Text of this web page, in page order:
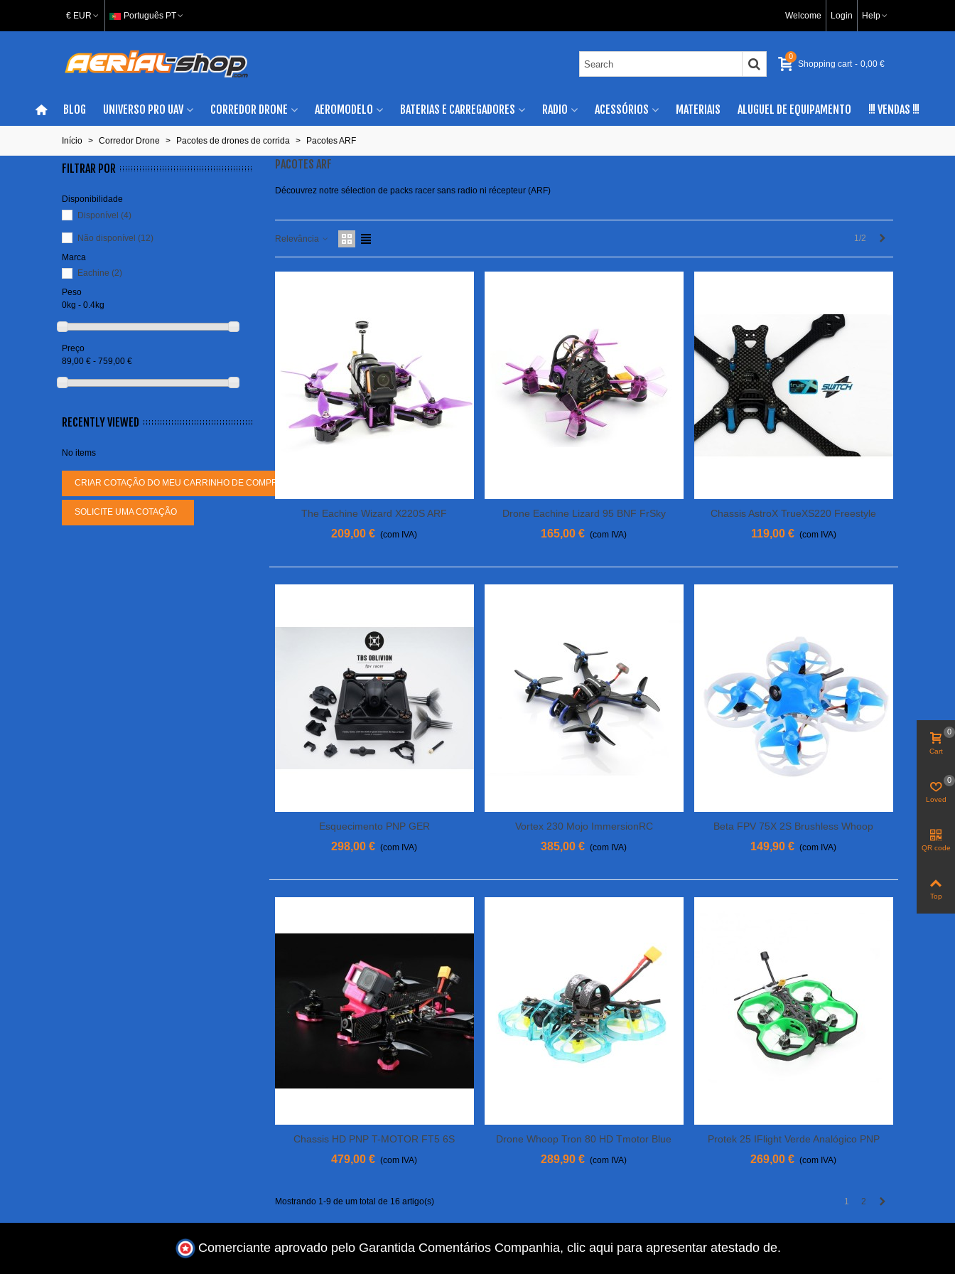
€ EUR Português PT Welcome Login Help
0
Shopping cart - 0,00 €
BLOG UNIVERSO PRO UAV CORREDOR DRONE AEROMODELO BATERIAS E CARREGADORES RADIO ACESSÓRIOS MATERIAIS ALUGUEL DE EQUIPAMENTO !!! VENDAS !!!
Início > Corredor Drone > Pacotes de drones de corrida > Pacotes ARF
FILTRAR POR
Disponibilidade
Disponível (4)
Não disponível (12)
Marca
Eachine (2)
Peso
0kg - 0.4kg
Preço
89,00 € - 759,00 €
RECENTLY VIEWED
No items
CRIAR COTAÇÃO DO MEU CARRINHO DE COMPRAS
SOLICITE UMA COTAÇÃO
PACOTES ARF
Découvrez notre sélection de packs racer sans radio ni récepteur (ARF)
Relevância 1/2
View More
The Eachine Wizard X220S ARF
209,00 € (com IVA)
View More
Drone Eachine Lizard 95 BNF FrSky
165,00 € (com IVA)
View More
Chassis AstroX TrueXS220 Freestyle
119,00 € (com IVA)
View More
Esquecimento PNP GER
298,00 € (com IVA)
View More
Vortex 230 Mojo ImmersionRC
385,00 € (com IVA)
View More
Beta FPV 75X 2S Brushless Whoop
149,90 € (com IVA)
View More
Chassis HD PNP T-MOTOR FT5 6S
479,00 € (com IVA)
Adicionar Ao Carrinho
Drone Whoop Tron 80 HD Tmotor Blue
289,90 € (com IVA)
View More
Protek 25 IFlight Verde Analógico PNP
269,00 € (com IVA)
Mostrando 1-9 de um total de 16 artigo(s) 1 2
Comerciante aprovado pelo Garantida Comentários Companhia, clic aqui para apresentar atestado de.
Cart
0
Loved
0
QR code
Top